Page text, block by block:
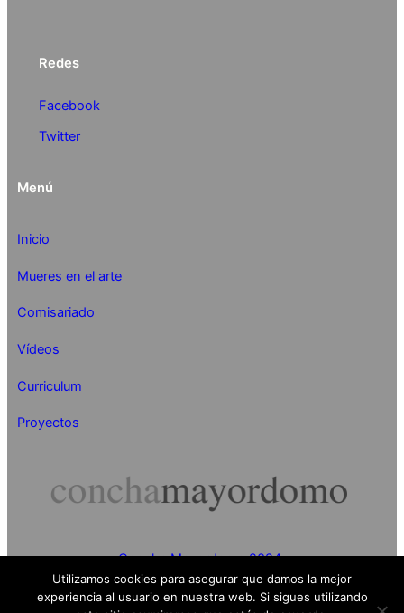
Redes
Facebook
Twitter
Menú
Inicio
Mueres en el arte
Comisariado
Vídeos
Curriculum
Proyectos
Concha Mayordomo 2024
Utilizamos cookies para asegurar que damos la mejor
experiencia al usuario en nuestra web. Si sigues utilizando